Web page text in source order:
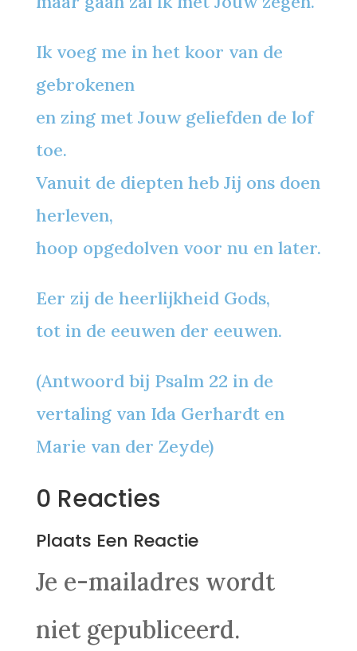
Ik voeg me in het koor van de
gebrokenen
en zing met Jouw geliefden de lof
toe.
Vanuit de diepten heb Jij ons doen
herleven,
hoop opgedolven voor nu en later.
Eer zij de heerlijkheid Gods,
tot in de eeuwen der eeuwen.
(Antwoord bij Psalm 22 in de
vertaling van Ida Gerhardt en
Marie van der Zeyde)
0 Reacties
Plaats Een Reactie
Je e-mailadres wordt
niet gepubliceerd.